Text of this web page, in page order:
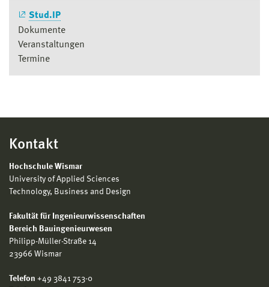
Stud.IP
Dokumente
Veranstaltungen
Termine
Kontakt
Hochschule Wismar
University of Applied Sciences
Technology, Business and Design
Fakultät für Ingenieurwissenschaften
Bereich Bauingenieurwesen
Philipp-Müller-Straße 14
23966 Wismar
Telefon +49 3841 753-0